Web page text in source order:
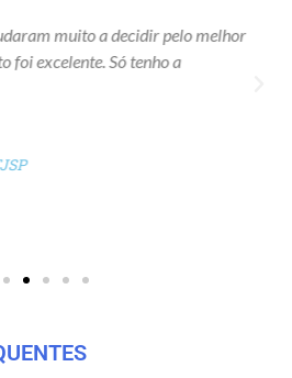
muito a decidir pelo melhor
foi excelente. Só tenho a